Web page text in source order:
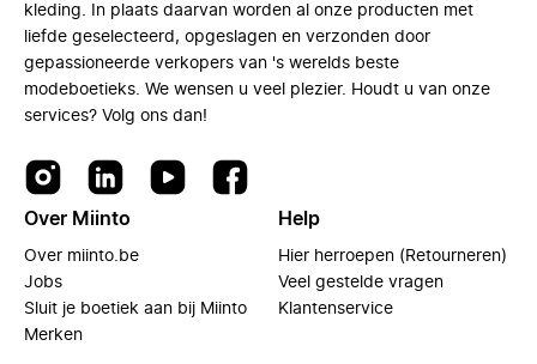
kleding. In plaats daarvan worden al onze producten met
liefde geselecteerd, opgeslagen en verzonden door
gepassioneerde verkopers van 's werelds beste
modeboetieks. We wensen u veel plezier. Houdt u van onze
services? Volg ons dan!
Over Miinto
Over miinto.be
Jobs
Sluit je boetiek aan bij Miinto
Merken
Help
Hier herroepen (Retourneren)
Veel gestelde vragen
Klantenservice